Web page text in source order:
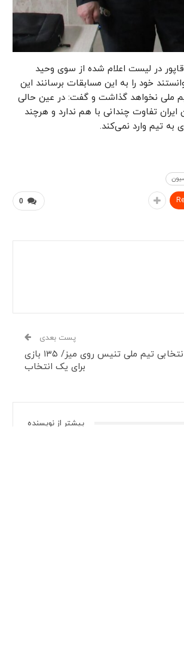
تنها سالار آقاپور در لیست اعلام شده از سوی وحید
خود را به این مسابقات برسانند این
ملی نخواهد گذاشت و گفت: در عین حالی
ایران تفاوت چندانی با هم ندارد و هرچند
به تیم وارد نمی‌کند.
0
پست بعدی
تغییر زمان انتخابی تیم ملی تنیس روی میز/ ۱۳۵ بازی
برای یک انتخاب
بیشتر از نویسنده